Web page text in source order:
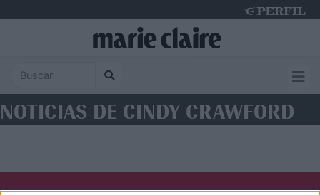
NOTICIAS DE CINDY CRAWFORD